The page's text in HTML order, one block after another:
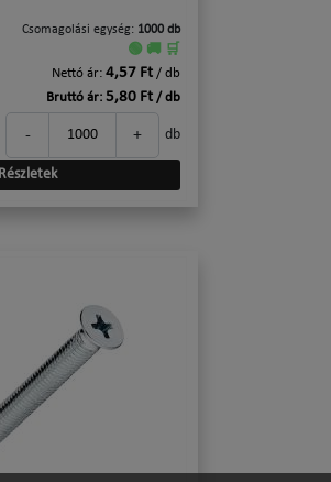
Csomagolási egység: 1000 db
🟢 🚚 🛒
Nettó ár: 4,57 Ft / db
Bruttó ár: 5,80 Ft / db
- + db
Részletek